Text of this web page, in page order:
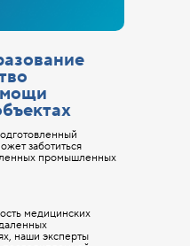
заботиться
промышленных
медицинских
наши эксперты